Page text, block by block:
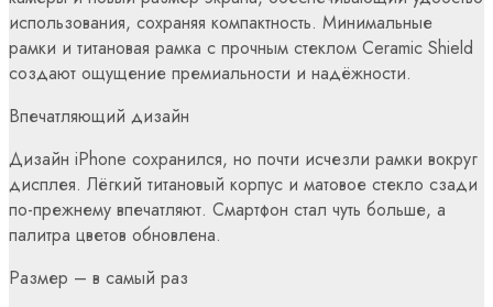
использования, сохраняя компактность. Минимальные
рамки и титановая рамка с прочным стеклом Ceramic Shield
создают ощущение премиальности и надёжности.
Впечатляющий дизайн
Дизайн iPhone сохранился, но почти исчезли рамки вокруг
дисплея. Лёгкий титановый корпус и матовое стекло сзади
по-прежнему впечатляют. Смартфон стал чуть больше, а
палитра цветов обновлена.
Размер – в самый раз